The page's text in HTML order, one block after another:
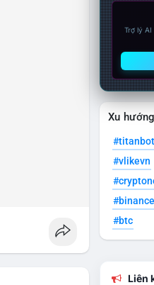
Trợ lý
Xu
#titanbot
#vlikevn
#btc
Liên